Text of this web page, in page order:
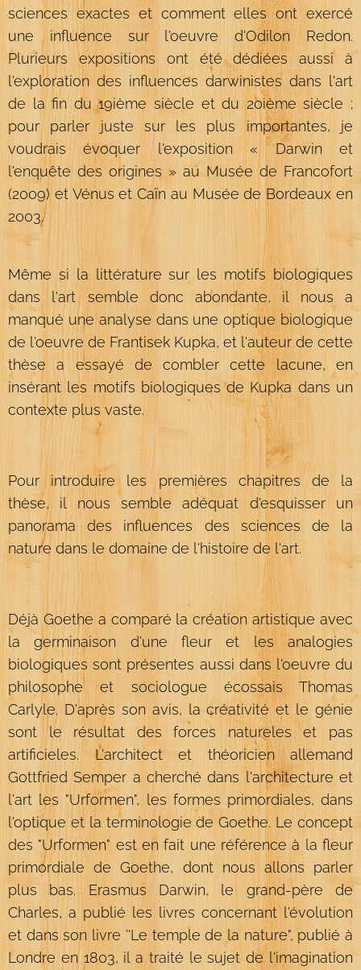
sciences exactes et comment elles ont exercé
une influence sur l'oeuvre d'Odilon Redon.
Plurieurs expositions ont été dédiées aussi à
l'exploration des influences darwinistes dans l'art
de la fin du 19ième siècle et du 20ième siècle ;
pour parler juste sur les plus importantes, je
voudrais évoquer l'exposition « Darwin et
l'enquête des origines » au Musée de Francofort
(2009) et Vénus et Caïn au Musée de Bordeaux en
2003.
Même si la littérature sur les motifs biologiques
dans l'art semble donc abondante, il nous a
manqué une analyse dans une optique biologique
de l'oeuvre de Frantisek Kupka, et l'auteur de cette
thèse a essayé de combler cette lacune, en
insérant les motifs biologiques de Kupka dans un
contexte plus vaste.
Pour introduire les premières chapitres de la
thèse, il nous semble adéquat d'esquisser un
panorama des influences des sciences de la
nature dans le domaine de l'histoire de l'art.
Déjà Goethe a comparé la création artistique avec
la germinaison d'une fleur et les analogies
biologiques sont présentes aussi dans l'oeuvre du
philosophe et sociologue écossais Thomas
Carlyle. D'après son avis, la créativité et le génie
sont le résultat des forces natureles et pas
artificieles. L'architect et théoricien allemand
Gottfried Semper a cherché dans l'architecture et
l'art les "Urformen", les formes primordiales, dans
l'optique et la terminologie de Goethe. Le concept
des "Urformen" est en fait une référence à la fleur
primordiale de Goethe, dont nous allons parler
plus bas. Erasmus Darwin, le grand-père de
Charles, a publié les livres concernant l'évolution
et dans son livre ''Le temple de la nature", publié à
Londre en 1803, il a traité le sujet de l'imagination